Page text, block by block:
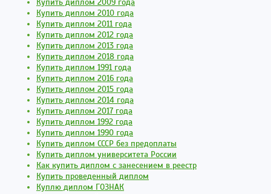
Купить диплом 2009 года
Купить диплом 2010 года
Купить диплом 2011 года
Купить диплом 2012 года
Купить диплом 2013 года
Купить диплом 2018 года
Купить диплом 1991 года
Купить диплом 2016 года
Купить диплом 2015 года
Купить диплом 2014 года
Купить диплом 2017 года
Купить диплом 1992 года
Купить диплом 1990 года
Купить диплом СССР без предоплаты
Купить диплом университета России
Как купить диплом с занесением в реестр
Купить проведенный диплом
Куплю диплом ГОЗНАК